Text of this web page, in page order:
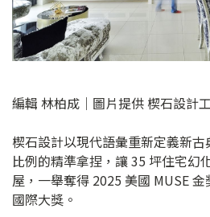
編輯 林柏成｜圖片提供 楔石設計
楔石設計以現代語彙重新定義新
比例的精準拿捏，讓 35 坪住宅幻
屋，一舉奪得 2025 美國 MUSE 金
國際大獎。